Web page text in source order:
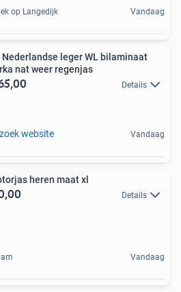
op Langedijk Vandaag
Nederlandse leger WL bilaminaat
nat weer regenjas
Details
website Vandaag
heren maat xl
Details
Vandaag